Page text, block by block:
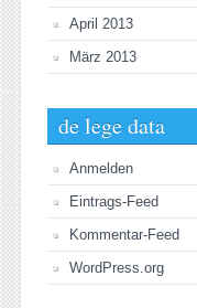
April 2013
März 2013
de lege data
Anmelden
Eintrags-Feed
Kommentar-Feed
WordPress.org